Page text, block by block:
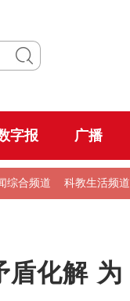
字报 广播
综合频道 科教生活频道
盾化解 为